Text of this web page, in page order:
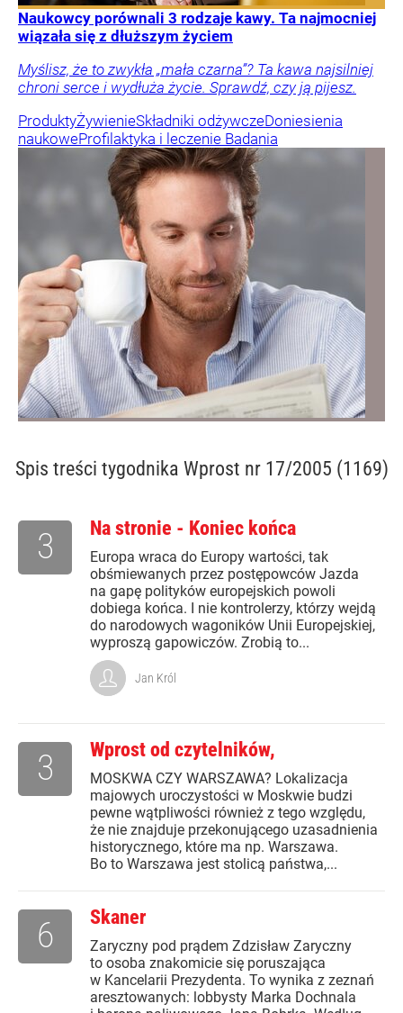
Naukowcy porównali 3 rodzaje kawy. Ta najmocniej
wiązała się z dłuższym życiem
Myślisz, że to zwykła „mała czarna”? Ta kawa najsilniej
chroni serce i wydłuża życie. Sprawdź, czy ją pijesz.
ProduktyŻywienieSkładniki odżywczeDoniesienia
naukoweProfilaktyka i leczenie Badania
Spis treści tygodnika Wprost nr 17/2005 (1169)
Na stronie - Koniec końca
Europa wraca do Europy wartości, tak
obśmiewanych przez postępowców Jazda
na gapę polityków europejskich powoli
dobiega końca. I nie kontrolerzy, którzy wejdą
do narodowych wagoników Unii Europejskiej,
wyproszą gapowiczów. Zrobią to...
3
Jan Król
Wprost od czytelników,
MOSKWA CZY WARSZAWA? Lokalizacja
majowych uroczystości w Moskwie budzi
pewne wątpliwości również z tego względu,
że nie znajduje przekonującego uzasadnienia
historycznego, które ma np. Warszawa.
Bo to Warszawa jest stolicą państwa,...
3
Skaner
Zaryczny pod prądem Zdzisław Zaryczny
to osoba znakomicie się poruszająca
w Kancelarii Prezydenta. To wynika z zeznań
aresztowanych: lobbysty Marka Dochnala
6